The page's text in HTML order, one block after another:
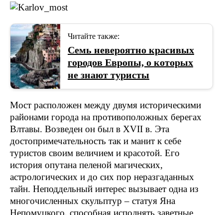
Читайте также:
Семь невероятно красивых
городов Европы, о которых
не знают туристы
Мост расположен между двумя историческими
районами города на противоположных берегах
Влтавы. Возведен он был в XVII в. Эта
достопримечательность так и манит к себе
туристов своим величием и красотой. Его
история опутана пеленой магических,
астрологических и до сих пор неразгаданных
тайн. Неподдельный интерес вызывает одна из
многочисленных скульптур – статуя Яна
Непомуцкого, способная исполнять заветные